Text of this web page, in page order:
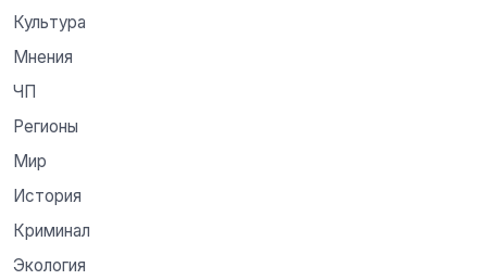
Культура
Мнения
ЧП
Регионы
Мир
История
Криминал
Экология